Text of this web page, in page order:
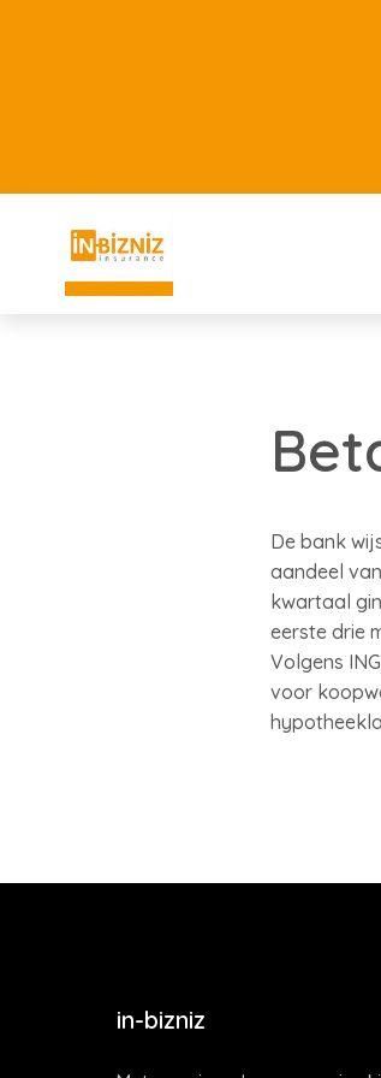
De bank
aandeel
kwartaal
eerste drie
Volgens
voor
in-bizniz